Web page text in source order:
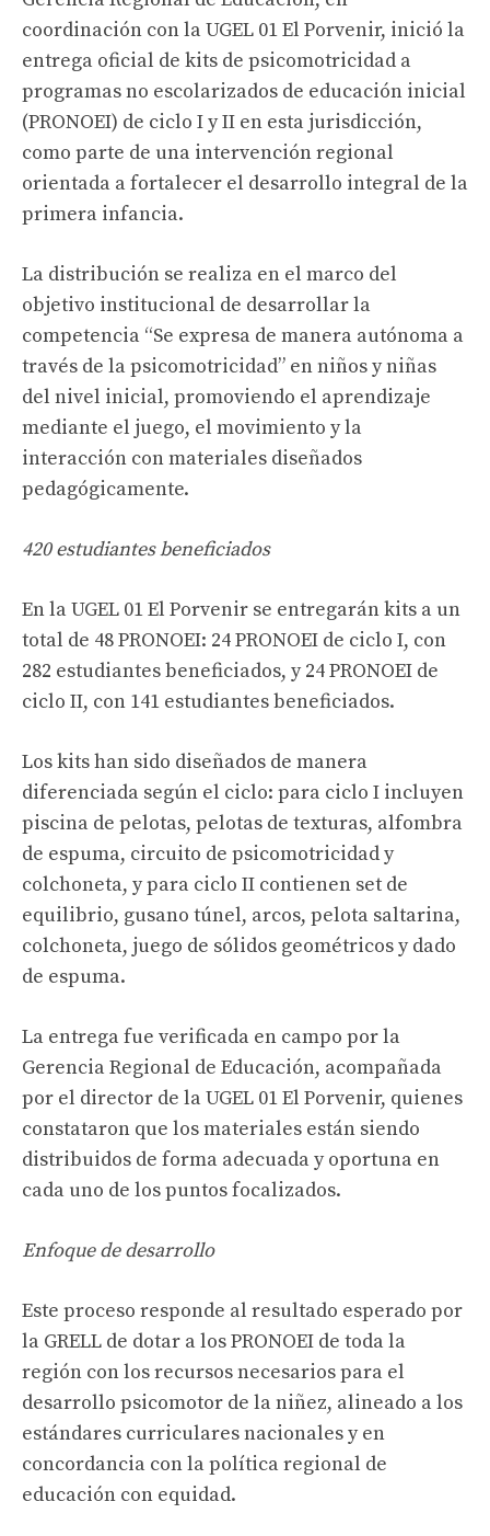
coordinación con la UGEL 01 El Porvenir, inició la
entrega oficial de kits de psicomotricidad a
programas no escolarizados de educación inicial
(PRONOEI) de ciclo I y II en esta jurisdicción,
como parte de una intervención regional
orientada a fortalecer el desarrollo integral de la
primera infancia.
La distribución se realiza en el marco del
objetivo institucional de desarrollar la
competencia “Se expresa de manera autónoma a
través de la psicomotricidad” en niños y niñas
del nivel inicial, promoviendo el aprendizaje
mediante el juego, el movimiento y la
interacción con materiales diseñados
pedagógicamente.
420 estudiantes beneficiados
En la UGEL 01 El Porvenir se entregarán kits a un
total de 48 PRONOEI: 24 PRONOEI de ciclo I, con
282 estudiantes beneficiados, y 24 PRONOEI de
ciclo II, con 141 estudiantes beneficiados.
Los kits han sido diseñados de manera
diferenciada según el ciclo: para ciclo I incluyen
piscina de pelotas, pelotas de texturas, alfombra
de espuma, circuito de psicomotricidad y
colchoneta, y para ciclo II contienen set de
equilibrio, gusano túnel, arcos, pelota saltarina,
colchoneta, juego de sólidos geométricos y dado
de espuma.
La entrega fue verificada en campo por la
Gerencia Regional de Educación, acompañada
por el director de la UGEL 01 El Porvenir, quienes
constataron que los materiales están siendo
distribuidos de forma adecuada y oportuna en
cada uno de los puntos focalizados.
Enfoque de desarrollo
Este proceso responde al resultado esperado por
la GRELL de dotar a los PRONOEI de toda la
región con los recursos necesarios para el
desarrollo psicomotor de la niñez, alineado a los
estándares curriculares nacionales y en
concordancia con la política regional de
educación con equidad.